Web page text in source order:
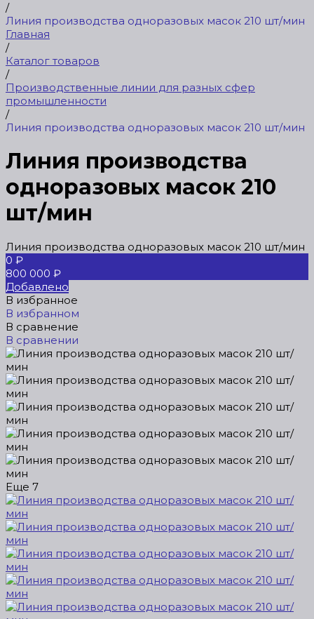
/
Линия производства одноразовых масок 210 шт/мин
Главная
/
Каталог товаров
/
Производственные линии для разных сфер
промышленности
/
Линия производства одноразовых масок 210 шт/мин
Линия производства
одноразовых масок 210
шт/мин
Линия производства одноразовых масок 210 шт/мин
0 ₽
800 000 ₽
Добавлено
В избранное
В избранном
В сравнение
В сравнении
Еще 7